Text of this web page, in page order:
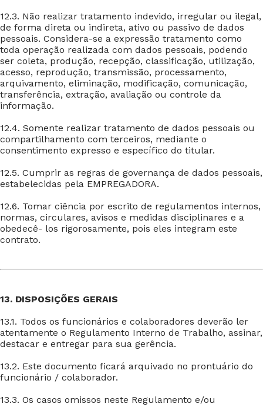
12.3. Não realizar tratamento indevido, irregular ou ilegal,
de forma direta ou indireta, ativo ou passivo de dados
pessoais. Considera-se a expressão tratamento como
toda operação realizada com dados pessoais, podendo
ser coleta, produção, recepção, classificação, utilização,
acesso, reprodução, transmissão, processamento,
arquivamento, eliminação, modificação, comunicação,
transferência, extração, avaliação ou controle da
informação.
12.4. Somente realizar tratamento de dados pessoais ou
compartilhamento com terceiros, mediante o
consentimento expresso e específico do titular.
12.5. Cumprir as regras de governança de dados pessoais,
estabelecidas pela EMPREGADORA.
12.6. Tomar ciência por escrito de regulamentos internos,
normas, circulares, avisos e medidas disciplinares e a
obedecê- los rigorosamente, pois eles integram este
contrato.
13. DISPOSIÇÕES GERAIS
13.1. Todos os funcionários e colaboradores deverão ler
atentamente o Regulamento Interno de Trabalho, assinar,
destacar e entregar para sua gerência.
13.2. Este documento ficará arquivado no prontuário do
funcionário / colaborador.
13.3. Os casos omissos neste Regulamento e/ou